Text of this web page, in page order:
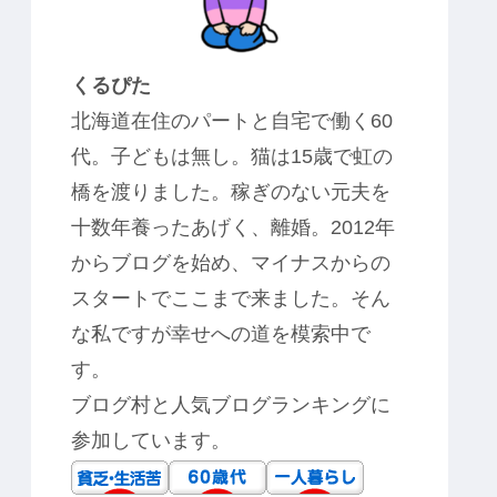
くるぴた
北海道在住のパートと自宅で働く60
代。子どもは無し。猫は15歳で虹の
橋を渡りました。稼ぎのない元夫を
十数年養ったあげく、離婚。2012年
からブログを始め、マイナスからの
スタートでここまで来ました。そん
な私ですが幸せへの道を模索中で
す。
ブログ村と人気ブログランキングに
参加しています。